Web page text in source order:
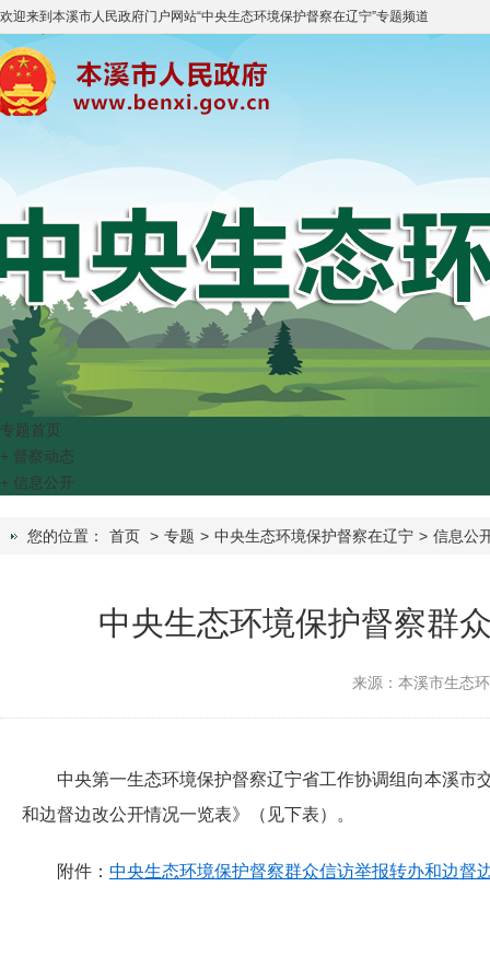
欢迎来到 本溪市人民政府门户网站“中央生态环境保护督察在辽宁”专题频道
专题首页
+ 督察动态
+ 信息公开
您的位置： 首页 > 专题 > 中央生态环境保护督察在辽宁 > 信息公
中央生态环境保护督察群
来源：本溪市生态
中央第一生态环境保护督察辽宁省工作协调组向本溪
和边督边改公开情况一览表》（见下表）。
附件： 中央生态环境保护督察群众信访举报转办和边督